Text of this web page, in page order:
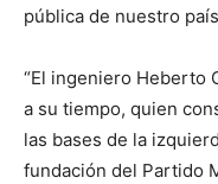
pública de nuestro
“El ingeniero Heberto
a su tiempo, quien
las bases de la
fundación del Partido